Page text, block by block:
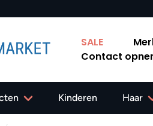
SALE
Contact
Kinderen Haar